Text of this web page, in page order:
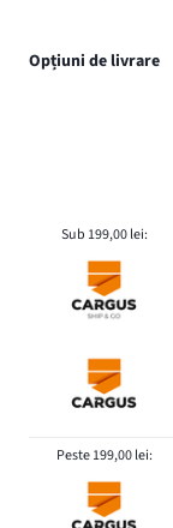
Opțiuni de livrare
Sub 199,00 lei:
Peste 199,00 lei: